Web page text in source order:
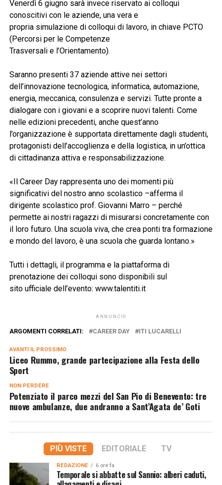
Venerdì 6 giugno sarà invece riservato ai colloqui
conoscitivi con le aziende, una vera e
propria simulazione di colloqui di lavoro, in chiave PCTO
(Percorsi per le Competenze
Trasversali e l’Orientamento).
Saranno presenti 37 aziende attive nei settori
dell’innovazione tecnologica, informatica, automazione,
energia, meccanica, consulenza e servizi. Tutte pronte a
dialogare con i giovani e a scoprire nuovi talenti. Come
nelle edizioni precedenti, anche quest’anno
l’organizzazione è supportata direttamente dagli studenti,
protagonisti dell’accoglienza e della logistica, in un’ottica
di cittadinanza attiva e responsabilizzazione.
«Il Career Day rappresenta uno dei momenti più
significativi del nostro anno scolastico –afferma il
dirigente scolastico prof. Giovanni Marro – perché
permette ai nostri ragazzi di misurarsi concretamente con
il loro futuro. Una scuola viva, che crea ponti tra formazione
e mondo del lavoro, è una scuola che guarda lontano.»
Tutti i dettagli, il programma e la piattaforma di
prenotazione dei colloqui sono disponibili sul
sito ufficiale dell’evento: www.talentiti.it
ANNUNCIO
ARGOMENTI CORRELATI: CAREER DAY ITI LUCARELLI
AVANTI IL ​​PROSSIMO
Liceo Rummo, grande partecipazione alla Festa dello
Sport
NON PERDERE
Potenziato il parco mezzi del San Pio di Benevento: tre
nuove ambulanze, due andranno a Sant’Agata de’ Goti
PIÙ VISTE EDITORIALE TV
REDAZIONE 6 ore fa
Temporale si abbatte sul Sannio: alberi caduti,